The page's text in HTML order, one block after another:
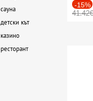
сауна
детски кът
казино
ресторант
-15%
41.42€